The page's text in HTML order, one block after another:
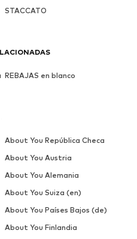
STACCATO
REBAJAS en blanco
About You República Checa
About You Austria
About You Alemania
About You Suiza (en)
About You Países Bajos (de)
About You Finlandia